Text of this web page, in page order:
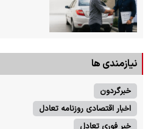
نیازمندی ها
خبرگردون
اخبار اقتصادی روزنامه تعادل
خبر فوری تعادل